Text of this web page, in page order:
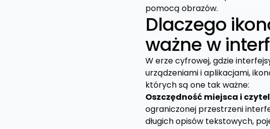
pomocą obrazów.
Dlaczego
ważne w
W erze cyfrowej, gdzie
urządzeniami i aplikacjami,
których są one tak ważne:
Oszczędność miejsca i
ograniczonej przestrzeni
długich opisów tekstowych,